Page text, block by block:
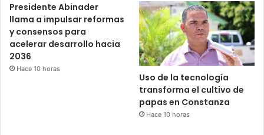
Presidente Abinader
llama a impulsar reformas
y consensos para
acelerar desarrollo hacia
2036
Hace 10 horas
Uso de la tecnología
transforma el cultivo de
papas en Constanza
Hace 10 horas